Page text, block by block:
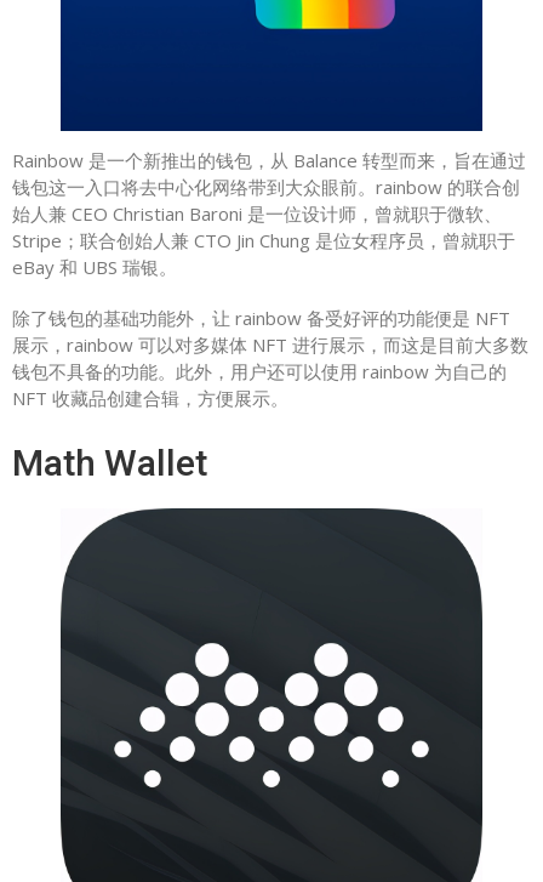
Rainbow 是一个新推出的钱包，从 Balance 转型而来，旨在通过
钱包这一入口将去中心化网络带到大众眼前。rainbow 的联合创
始人兼 CEO Christian Baroni 是一位设计师，曾就职于微软、
Stripe；联合创始人兼 CTO Jin Chung 是位女程序员，曾就职于
eBay 和 UBS 瑞银。
除了钱包的基础功能外，让 rainbow 备受好评的功能便是 NFT
展示，rainbow 可以对多媒体 NFT 进行展示，而这是目前大多数
钱包不具备的功能。此外，用户还可以使用 rainbow 为自己的
NFT 收藏品创建合辑，方便展示。
Math Wallet